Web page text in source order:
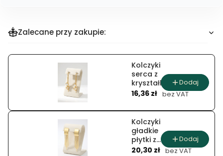
Zalecane przy zakupie:
Kolczyki
serca z
kryształkiem
iCena
16,36 zł bez VAT
Dodaj
Kolczyki
gładkie
płytki z
wiszącymi
Cena
20,30 zł bez VAT
Dodaj